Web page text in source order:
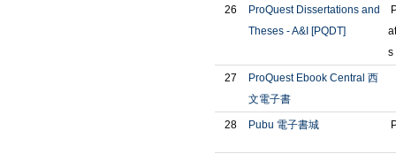
26
ProQuest Dissertations and
Theses - A&I [PQDT]
s
27
ProQuest Ebook Central 西
文電子書
28 Pubu 電子書城